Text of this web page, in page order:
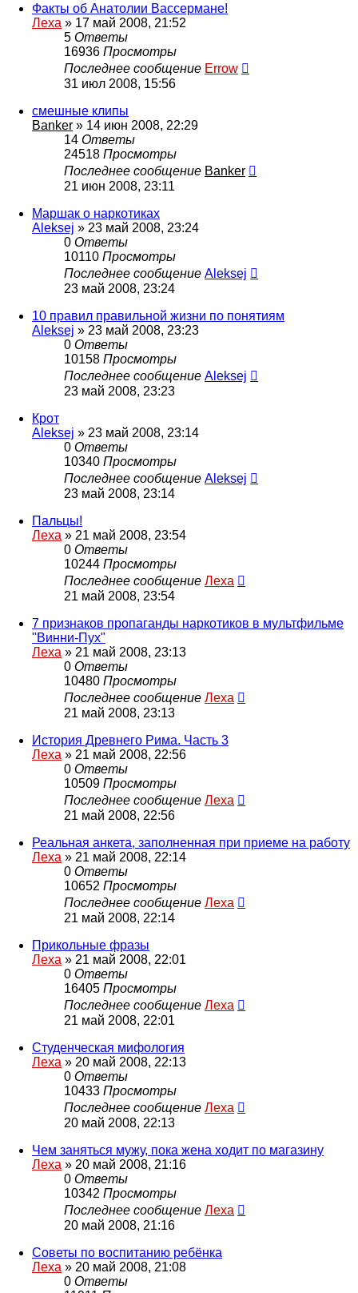
Факты об Анатолии Вассермане!
Леха » 17 май 2008, 21:52
5 Ответы
16936 Просмотры
Последнее сообщение Errow
31 июл 2008, 15:56
смешные клипы
Banker » 14 июн 2008, 22:29
14 Ответы
24518 Просмотры
Последнее сообщение Banker
21 июн 2008, 23:11
Маршак о наркотиках
Aleksej » 23 май 2008, 23:24
0 Ответы
10110 Просмотры
Последнее сообщение Aleksej
23 май 2008, 23:24
10 правил правильной жизни по понятиям
Aleksej » 23 май 2008, 23:23
0 Ответы
10158 Просмотры
Последнее сообщение Aleksej
23 май 2008, 23:23
Крот
Aleksej » 23 май 2008, 23:14
0 Ответы
10340 Просмотры
Последнее сообщение Aleksej
23 май 2008, 23:14
Пальцы!
Леха » 21 май 2008, 23:54
0 Ответы
10244 Просмотры
Последнее сообщение Леха
21 май 2008, 23:54
7 признаков пропаганды наркотиков в мультфильме
"Винни-Пух"
Леха » 21 май 2008, 23:13
0 Ответы
10480 Просмотры
Последнее сообщение Леха
21 май 2008, 23:13
История Древнего Рима. Часть 3
Леха » 21 май 2008, 22:56
0 Ответы
10509 Просмотры
Последнее сообщение Леха
21 май 2008, 22:56
Реальная анкета, заполненная при приеме на работу
Леха » 21 май 2008, 22:14
0 Ответы
10652 Просмотры
Последнее сообщение Леха
21 май 2008, 22:14
Прикольные фразы
Леха » 21 май 2008, 22:01
0 Ответы
16405 Просмотры
Последнее сообщение Леха
21 май 2008, 22:01
Студенческая мифология
Леха » 20 май 2008, 22:13
0 Ответы
10433 Просмотры
Последнее сообщение Леха
20 май 2008, 22:13
Чем заняться мужу, пока жена ходит по магазину
Леха » 20 май 2008, 21:16
0 Ответы
10342 Просмотры
Последнее сообщение Леха
20 май 2008, 21:16
Советы по воспитанию ребёнка
Леха » 20 май 2008, 21:08
0 Ответы